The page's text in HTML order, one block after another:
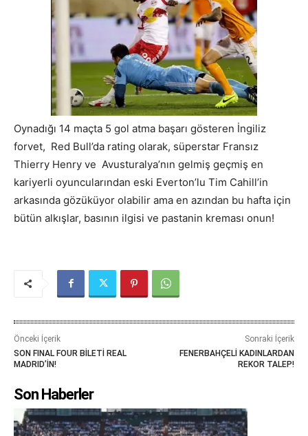
Oynadığı 14 maçta 5 gol atma başarı gösteren İngiliz
forvet, Red Bull’da rating olarak, süperstar Fransız
Thierry Henry ve Avusturalya’nın gelmiş geçmiş en
kariyerli oyuncularından eski Everton’lu Tim Cahill’in
arkasında gözüküyor olabilir ama en azından bu hafta için
bütün alkışlar, basının ilgisi ve pastanin kreması onun!
Önceki İçerik
SON FINAL FOUR BİLETİ REAL
MADRID’İN!
Sonraki İçerik
FENERBAHÇELİ KADINLARDAN
REKOR TALEP!
Son Haberler